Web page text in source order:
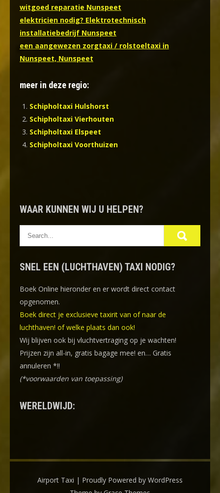
witgoed reparatie Nunspeet
elektricien nodig? Elektrotechnisch
installatiebedrijf Nunspeet
een aangewezen zorgtaxi / rolstoeltaxi in
Nunspeet, Nunspeet
meer in deze regio:
Schipholtaxi Hulshorst
Schipholtaxi Vierhouten
Schipholtaxi Elspeet
Schipholtaxi Voorthuizen
WAAR KUNNEN WIJ U HELPEN?
SNEL EEN (LUCHTHAVEN) TAXI NODIG?
Boek Online hieronder en er wordt direct contact
opgenomen.
Boek direct je exclusieve taxirit van of naar de
luchthaven! of welke plaats dan ook!
Wij blijven ook bij vluchtvertraging op je wachten!
Prijzen zijn all-in, gratis bagage mee! en… Gratis
annuleren *!!
(*voorwaarden van toepassing)
WERELDWIJD:
Airport Taxi | Proudly Powered by WordPress